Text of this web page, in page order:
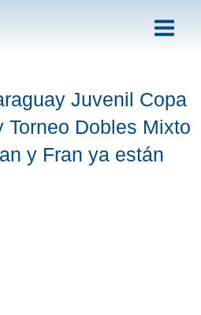
Juvenil Copa
Torneo Dobles Mixto
y Fran ya están